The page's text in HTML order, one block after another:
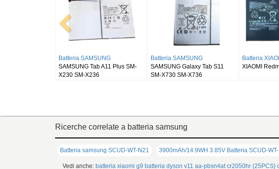
Batteria RUGGEAR
RugGear RG910
Batteria BLACKVIEW
Blackview DK111
Batteria SAMSUNG
SAMSUNG Galaxy
Ricerche correlate a batteria samsung
Batteria samsung SCUD-WT-N21 3900mAh/14.9WH 3.85V Batteria SCUD-
Vedi anche: batteria xiaomi g9 batteria dyson v11 aa-pbsn4at cr2050hr (25PCS)